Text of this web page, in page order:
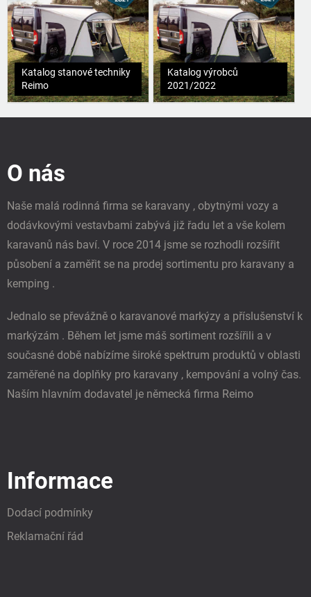
Katalog stanové techniky
Reimo
Katalog výrobců
2021/2022
O nás
Naše malá rodinná firma se karavany , obytnými vozy a
dodávkovými vestavbami zabývá již řadu let a vše kolem
karavanů nás baví. V roce 2014 jsme se rozhodli rozšířit
působení a zaměřit se na prodej sortimentu pro karavany a
kemping .
Jednalo se převážně o karavanové markýzy a příslušenství k
markýzám . Během let jsme máš sortiment rozšířili a v
současné době nabízíme široké spektrum produktů v oblasti
zaměřené na doplňky pro karavany , kempování a volný čas.
Naším hlavním dodavatel je německá firma Reimo
Informace
Dodací podmínky
Reklamační řád